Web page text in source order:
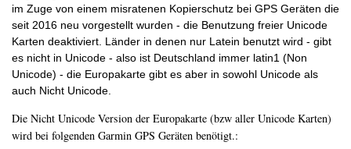
im Zuge von einem misratenen Kopierschutz bei GPS Geräten die
seit 2016 neu vorgestellt wurden - die Benutzung freier Unicode
Karten deaktiviert. Länder in denen nur Latein benutzt wird - gibt
es nicht in Unicode - also ist Deutschland immer latin1 (Non
Unicode) - die Europakarte gibt es aber in sowohl Unicode als
auch Nicht Unicode.
Die Nicht Unicode Version der Europakarte (bzw aller Unicode Karten)
wird bei folgenden Garmin GPS Geräten benötigt.: